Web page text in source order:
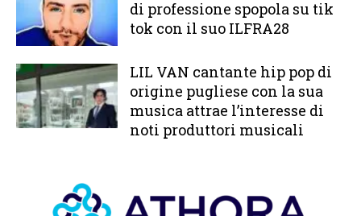
di professione spopola su tik
tok con il suo ILFRA28
LIL VAN cantante hip pop di
origine pugliese con la sua
musica attrae l’interesse di
noti produttori musicali